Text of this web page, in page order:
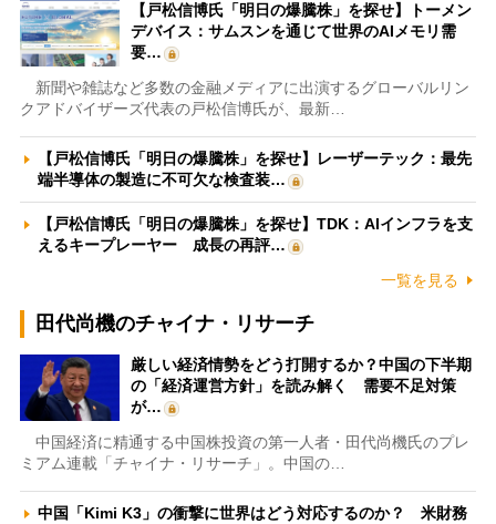
【戸松信博氏「明日の爆騰株」を探せ】トーメン
デバイス：サムスンを通じて世界のAIメモリ需
要…
新聞や雑誌など多数の金融メディアに出演するグローバルリン
クアドバイザーズ代表の戸松信博氏が、最新…
【戸松信博氏「明日の爆騰株」を探せ】レーザーテック：最先
端半導体の製造に不可欠な検査装…
【戸松信博氏「明日の爆騰株」を探せ】TDK：AIインフラを支
えるキープレーヤー 成長の再評…
一覧を見る
田代尚機のチャイナ・リサーチ
厳しい経済情勢をどう打開するか？中国の下半期
の「経済運営方針」を読み解く 需要不足対策
が…
中国経済に精通する中国株投資の第一人者・田代尚機氏のプレ
ミアム連載「チャイナ・リサーチ」。中国の…
中国「Kimi K3」の衝撃に世界はどう対応するのか？ 米財務